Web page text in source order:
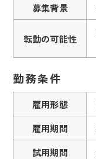
募集背景
転勤の可能性
勤務条件
雇用形態
雇用期間
試用期間